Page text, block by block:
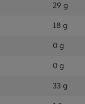
29 g
18 g
0 g
0 g
33 g